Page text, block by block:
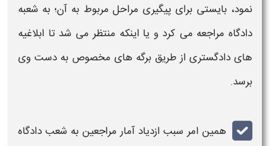
نمود، بایستی برای پیگیری مراحل مربوط به آن؛ به شعبه
دادگاه مراجعه می کرد و یا اینکه منتظر می شد تا ابلاغیه
های دادگستری از طریق برگه های مخصوص به دست وی
برسد.
همین امر سبب ازدیاد آمار مراجعین به شعب دادگاه